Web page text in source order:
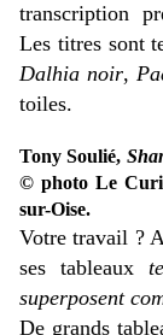
transcription
Les titres sont
Dalhia noir,
toiles.
Tony Soulié,
© photo Le
sur-Oise.
Votre travail ?
ses tableaux
superposent
De grands